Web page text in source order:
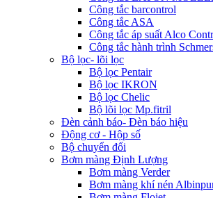
Công tắc barcontrol
Công tắc ASA
Công tắc áp suất Alco
Công tắc hành trình
Bộ lọc- lõi lọc
Bộ lọc Pentair
Bộ lọc IKRON
Bộ lọc Chelic
Bộ lõi lọc Mp.fitril
Đèn cảnh báo- Đèn báo hiệu
Động cơ - Hộp số
Bộ chuyển đổi
Bơm màng Định Lượng
Bơm màng Verder
Bơm màng khí nén